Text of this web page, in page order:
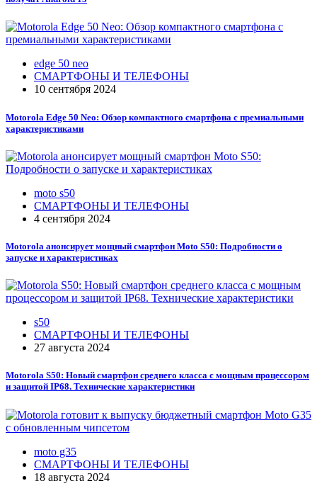
edge 50 neo
СМАРТФОНЫ И ТЕЛЕФОНЫ
10 сентября 2024
Motorola Edge 50 Neo: Обзор компактного смартфона с премиальными
характеристиками
moto s50
СМАРТФОНЫ И ТЕЛЕФОНЫ
4 сентября 2024
Motorola анонсирует мощный смартфон Moto S50: Подробности о
запуске и характеристиках
s50
СМАРТФОНЫ И ТЕЛЕФОНЫ
27 августа 2024
Motorola S50: Новый смартфон среднего класса с мощным процессором
и защитой IP68. Технические характеристики
moto g35
СМАРТФОНЫ И ТЕЛЕФОНЫ
18 августа 2024